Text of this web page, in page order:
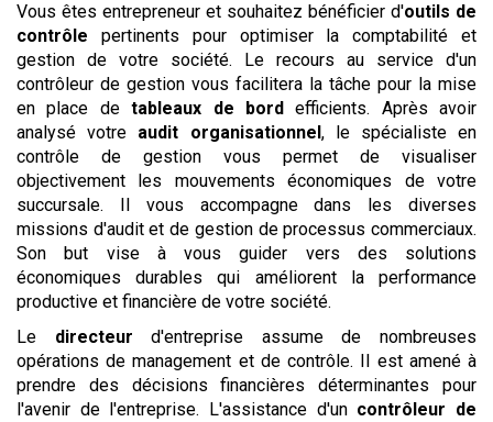
Vous êtes entrepreneur et souhaitez bénéficier d'outils de
contrôle pertinents pour optimiser la comptabilité et
gestion de votre société. Le recours au service d'un
contrôleur de gestion vous facilitera la tâche pour la mise
en place detableaux de bordefficients. Après avoir
analysé votre audit organisationnel, le spécialiste en
contrôle de gestion vous permet de visualiser
objectivement les mouvements économiques de votre
succursale. Il vous accompagne dans les diverses
missions d'audit et de gestion de processus commerciaux.
Son but vise à vous guider vers des solutions
économiques durables qui améliorent la performance
productive et financière de votre société.
Le directeur d'entreprise assume de nombreuses
opérations de management et de contrôle. Il est amené à
prendre des décisions financières déterminantes pour
l'avenir de l'entreprise. L'assistance d'un contrôleur de